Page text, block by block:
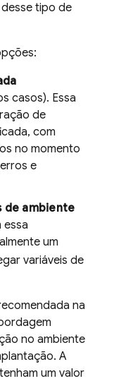
tipo de
casos). Essa
de
com
no momento
e
de ambiente
essa
um
variáveis de
na
no ambiente
A
um valor